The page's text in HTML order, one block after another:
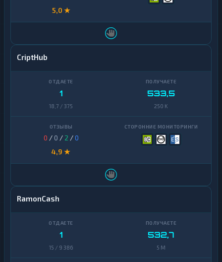
5,0 ★
CriptHub
1
18,7 / 375
533,5
250 K
0 / 0 / 2 /0
4,9 ★
RamonCash
1
15 / 9 386
532,7
5 M